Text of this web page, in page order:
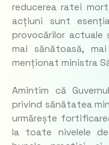
reducerea ratei
acțiuni sunt
provocărilor
mai sănătoasă,
menționat ministra
Amintim că
privind sănătatea
urmărește
la toate nivelele